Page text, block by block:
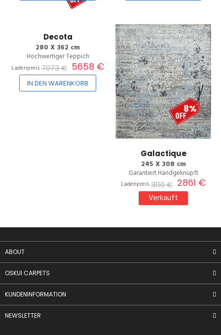
Decota
280 X 362 cm
Hochwertiger Teppich
Ladenpreis 7073 € 5658 €
IN DEN WARENKORB
8%
Galactique
245 X 308 cm
Garantiert Handgeknüpft
Ladenpreis 3110 € 2861 €
Verkauft
ABOUT
OSKUI CARPETS
KUNDENINFORMATION
NEWSLETTER